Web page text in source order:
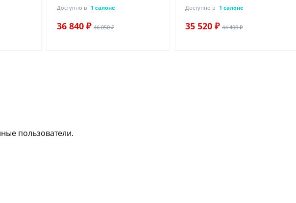
Доступно в 1 салоне
36 840 ₽ 46 050 ₽
Доступно в 1 салоне
35 520 ₽ 44 400 ₽
пользователи.